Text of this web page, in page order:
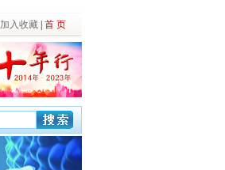
加入收藏 首 页